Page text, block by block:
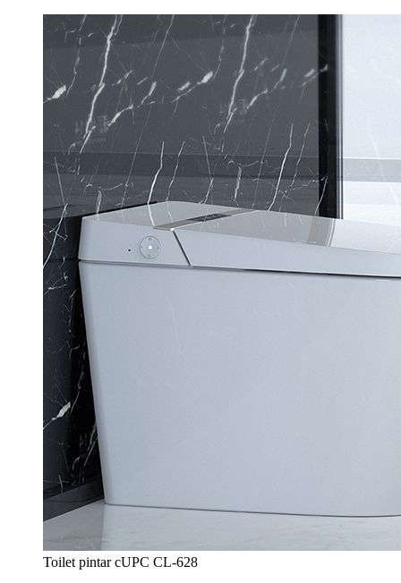
Toilet pintar cUPC CL-628